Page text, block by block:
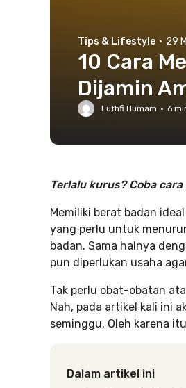
Tips & Lifestyle · 29
10 Cara
Dijamin
Luthfi Humam · 6
Terlalu kurus? Coba
Memiliki berat badan
yang perlu untuk
badan. Sama halnya
pun diperlukan usaha
Tak perlu obat-obatan
Nah, pada artikel kali ini
seminggu. Oleh karena
Dalam artikel ini